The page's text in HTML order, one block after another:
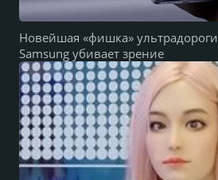
Новейшая «фишка»
Samsung убивает зрение